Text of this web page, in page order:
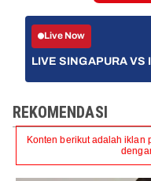
Live Now
LIVE SINGAPURA VS